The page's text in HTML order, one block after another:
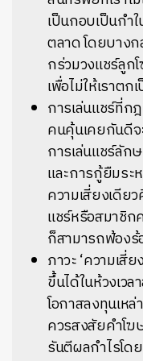
เป็นกอบเป็นกำ
ตลาด โดยบางก
กร่วมวงแชร์ลูก
เพื่อไม่ให้เราต
การเล่นแชร์ที่ก
คนคุ้นเคยกันดีจ
การเล่นแชร์ลั
และการกู้ยืมระ
ความเสี่ยงเดีย
แชร์หรือสมาชิก
ก็สามารถฟ้องร้
ภาวะ ‘ความเสี่
ขึ้นได้ในห้วงเว
โอกาสลงทุนเห
ควรสงสัยคำโฆ
รันตีผลกำไรโด